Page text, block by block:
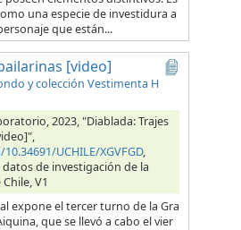
una especie de investidura a
que están...
[video]
y colección Vestimenta H
2023, "Diablada: Trajes
UCHILE/XGVFGD,
de investigación de la
V1
expone el tercer turno de la Gra
que se llevó a cabo el vier